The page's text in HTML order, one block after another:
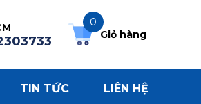
0
Giỏ hàng
TIN TỨC LIÊN HỆ